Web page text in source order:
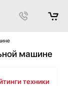
машине
техники